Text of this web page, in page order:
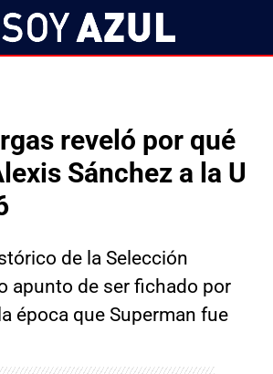
reveló por qué
Sánchez a la U
de la Selección
apunto de ser fichado por
época que Superman fue